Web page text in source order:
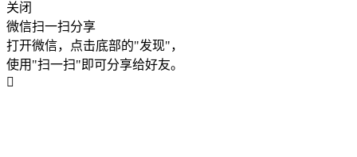
关闭
微信扫一扫分享
打开微信，点击底部的"发现"，
使用"扫一扫"即可分享给好友。